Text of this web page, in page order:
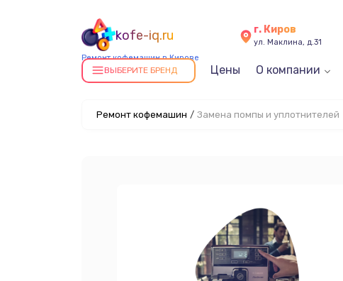
kofe-iq.ru
Ремонт кофемашин в Кирове
г. Киров
ул. Маклина, д.31
ВЫБЕРИТЕ БРЕНД Цены О компании
Ремонт кофемашин / Замена помпы и уплотнителей